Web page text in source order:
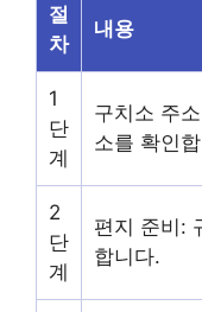
절
차
내용
1
단
계
구치소 주
소를 확인
2
단
계
편지 준비:
합니다.